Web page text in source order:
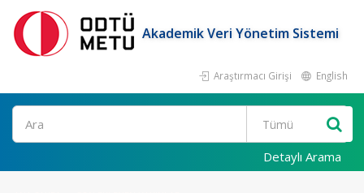
Akademik Veri Yönetim Sistemi
Araştırmacı Girişi English
Ara
Detaylı Arama